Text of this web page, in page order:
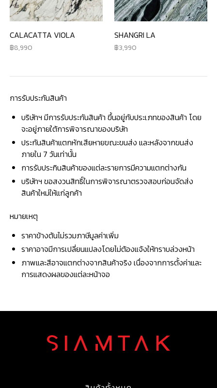
CALACATTA VIOLA
8,990
SHANGRI LA
3,990
การรับประกันสินค้า
บริษัทฯ มีการรับประกันสินค้า ขึ้นอยู่กับประเภทของสินค้า โดย
จะอยู่ภายใต้การพิจารณาของบริษัท
ประกันสินค้าแตกหักเสียหายขณะขนส่ง และหลังจากขนส่ง
ภายใน 7 วันเท่านั้น
การรับประกินสินค้าของแต่ละรายการมีความแตกต่างกัน
บริษัทฯ ขอสงวนสิทธิ์ในการพิจารณาตรวจสอบก่อนจัดส่ง
สินค้าใหม่ให้แก่ลูกค้า
หมายเหตุ
ราคาข้างต้นไม่รวมภาษีมูลค่าเพิ่ม
ราคาอาจมีการเปลี่ยนแปลงโดยไม่ต้องแจ้งให้ทราบล่วงหน้า
ภาพและสีอาจแตกต่างจากสินค้าจริง เนื่องจากการตั้งค่าและ
การแสดงผลของแต่ละหน้าจอ